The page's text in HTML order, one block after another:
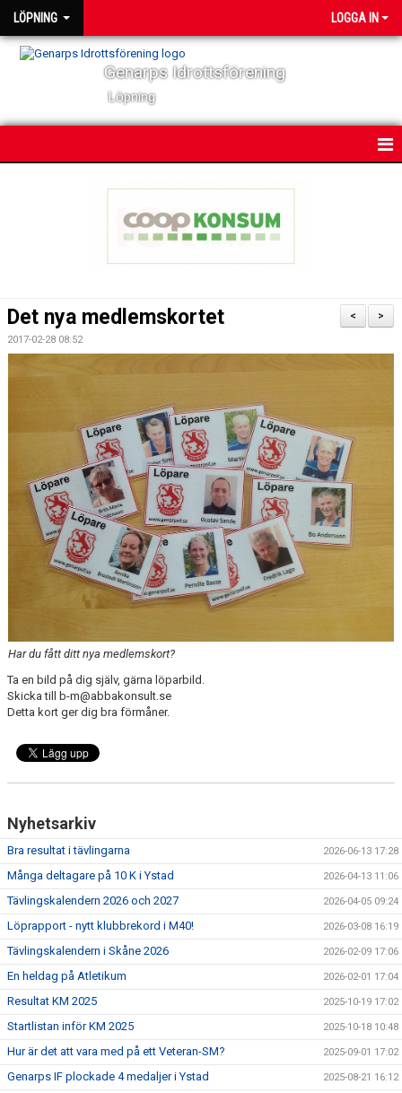
LÖPNING LOGGA IN
Genarps Idrottsförening
Löpning
VÅRA LÖPARE
POWER 60
INTERNA TÄVLINGAR
GIFT GENARPS IF TRAIL 2026
ANMÄLAN TILL LÖPGRUPPEN
>
<
Det nya medlemskortet
2017-02-28 08:52
Har du fått ditt nya medlemskort?
Ta en bild på dig själv, gärna löparbild.
Skicka till b-m@abbakonsult.se
Detta kort ger dig bra förmåner.
Nyhetsarkiv
Bra resultat i tävlingarna 2026-06-13 17:28
Många deltagare på 10 K i Ystad 2026-04-13 11:06
Tävlingskalendern 2026 och 2027 2026-04-05 09:24
Löprapport - nytt klubbrekord i M40! 2026-03-08 16:19
Tävlingskalendern i Skåne 2026 2026-02-09 17:06
En heldag på Atletikum 2026-02-01 17:04
Resultat KM 2025 2025-10-19 17:02
Startlistan inför KM 2025 2025-10-18 10:48
Hur är det att vara med på ett Veteran-SM? 2025-09-01 17:02
Genarps IF plockade 4 medaljer i Ystad 2025-08-21 16:12